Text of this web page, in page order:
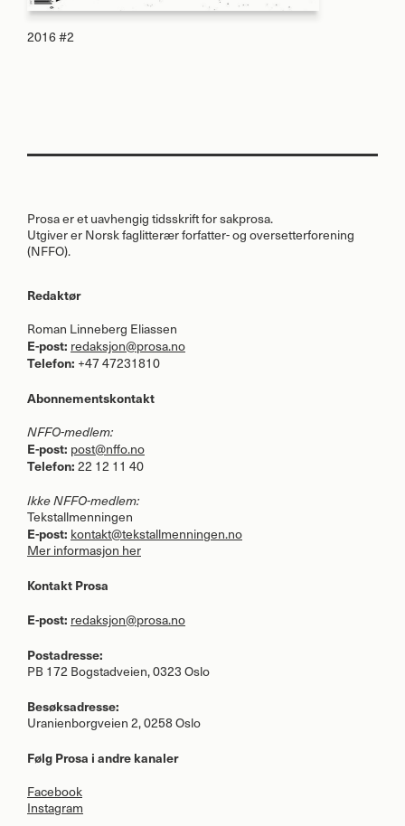
2016 #2
Prosa er et uavhengig tidsskrift for sakprosa.
Utgiver er Norsk faglitterær forfatter- og oversetterforening
(NFFO).
Redaktør
Roman Linneberg Eliassen
E-post: redaksjon@prosa.no
Telefon: +47 47231810
Abonnementskontakt
NFFO-medlem:
E-post: post@nffo.no
Telefon: 22 12 11 40
IkkeNFFO-medlem:
Tekstallmenningen
E-post: kontakt@tekstallmenningen.no
Mer informasjon her
Kontakt Prosa
E-post: redaksjon@prosa.no
Postadresse:
PB 172 Bogstadveien, 0323 Oslo
Besøksadresse:
Uranienborgveien 2, 0258 Oslo
Følg Prosa i andre kanaler
Facebook
Instagram